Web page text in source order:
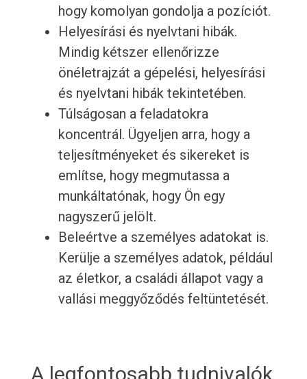
hogy komolyan gondolja a pozíciót.
Helyesírási és nyelvtani hibák.
Mindig kétszer ellenőrizze
önéletrajzát a gépelési, helyesírási
és nyelvtani hibák tekintetében.
Túlságosan a feladatokra
koncentrál. Ügyeljen arra, hogy a
teljesítményeket és sikereket is
említse, hogy megmutassa a
munkáltatónak, hogy Ön egy
nagyszerű jelölt.
Beleértve a személyes adatokat is.
Kerülje a személyes adatok, például
az életkor, a családi állapot vagy a
vallási meggyőződés feltüntetését.
A legfontosabb tudnivalók